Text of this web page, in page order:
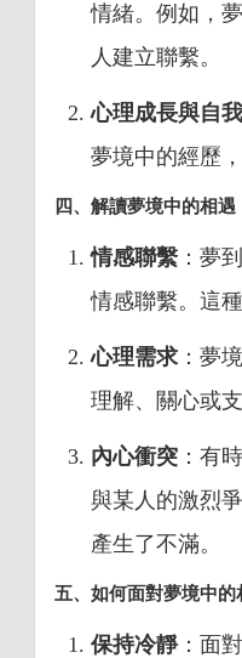
情緒。例如，
人建立聯繫。
心理成長與自
夢境中的經歷
四、解讀夢境中的相遇
情感聯繫 ：夢
情感聯繫。這
心理需求 ：夢
理解、關心或支
內心衝突 ：有
與某人的激烈
產生了不滿。
五、如何面對夢境中的
保持冷靜：面